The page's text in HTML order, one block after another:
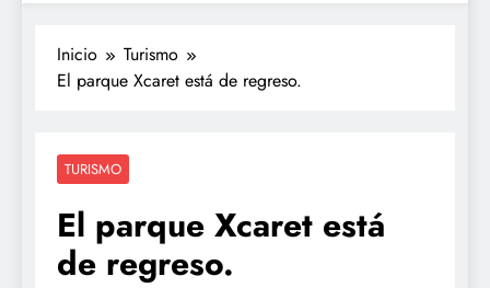
Inicio
Turismo
El parque Xcaret está de regreso.
TURISMO
El parque Xcaret está
de regreso.